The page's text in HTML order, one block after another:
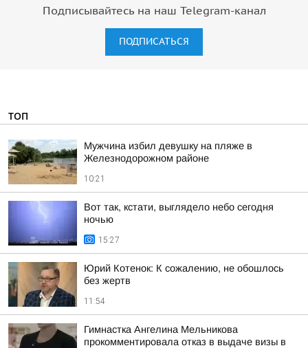
Подписывайтесь на наш Telegram-канал
ПОДПИСАТЬСЯ
ТОП
Мужчина избил девушку на пляже в
Железнодорожном районе
10:21
Вот так, кстати, выглядело небо сегодня
ночью
15:27
Юрий Котенок: К сожалению, не обошлось
без жертв
11:54
Гимнастка Ангелина Мельникова
прокомментировала отказ в выдаче визы в